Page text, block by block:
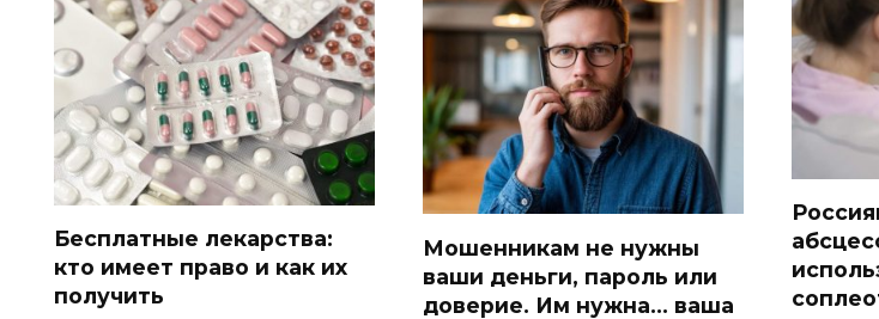
Бесплатные лекарства:
кто имеет право и как их
получить
Мошенникам не нужны
ваши деньги, пароль или
доверие. Им нужна… ваша